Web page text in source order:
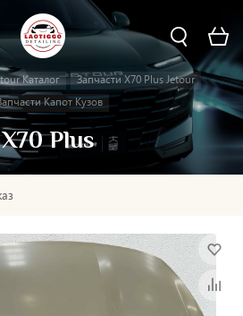
Каталог
Запчасти X70 Plus Jetour
Капот Кузов
Plus